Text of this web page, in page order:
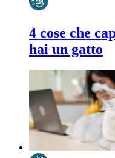
4 cose che
hai un gatto